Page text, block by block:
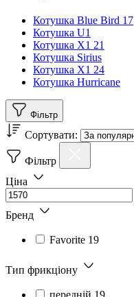
Котушка Blue Bird 17
Котушка U1
Котушка X1 21
Котушка Sirius
Котушка X1 24
Котушка Hurricane
Фільтр
Сортувати:
Фільтр
Ціна
Бренд
Favorite 19
Тип фрикціону
передній 19